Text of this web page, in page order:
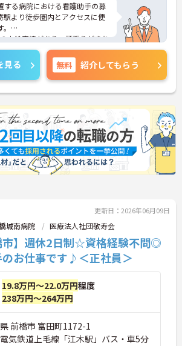
する病院における看護助手の募
駅より徒歩圏内とアクセスに便
支給実績があり、頑張りがきち
です。また、利用可能な託児所
方も安心してご勤務いただけ
、面接対策ポイントなど、さら
すのでお気軽にご相談くださ
見る 無料 紹介してもらう
更新日：2026年06月09日
城南病院 医療法人社団敬寿会
市】週休2日制☆資格経験不問◎
お仕事です♪＜正社員＞
19.8万円～22.0万円程度
238万円～264万円
前橋市 富田町1172-1
気鉄道上毛線「江木駅」バス・車5分